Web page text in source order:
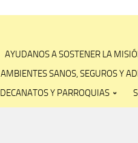
AYUDANOS A SOSTENER LA
AMBIENTES SANOS, SEGUROS Y
DECANATOS Y PARROQUIAS